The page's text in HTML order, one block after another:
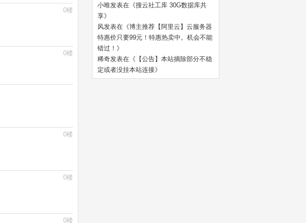
0楼
0楼
0楼
0楼
0楼
小唯发表在《搜云社工库 30G数据库共
享》
风发表在《博主推荐【阿里云】云服务器
特惠价只要99元！特惠热卖中。机会不能
错过！ 》
稀奇发表在《 【公告】本站摘除部分不稳
定或者没挂本站连接》